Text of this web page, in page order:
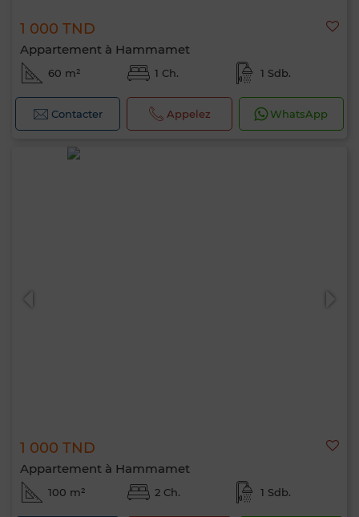
1 000 TND
Appartement à Hammamet
60 m² 1 Ch. 1 Sdb.
Contacter Appelez WhatsApp
1 000 TND
Appartement à Hammamet
100 m² 2 Ch. 1 Sdb.